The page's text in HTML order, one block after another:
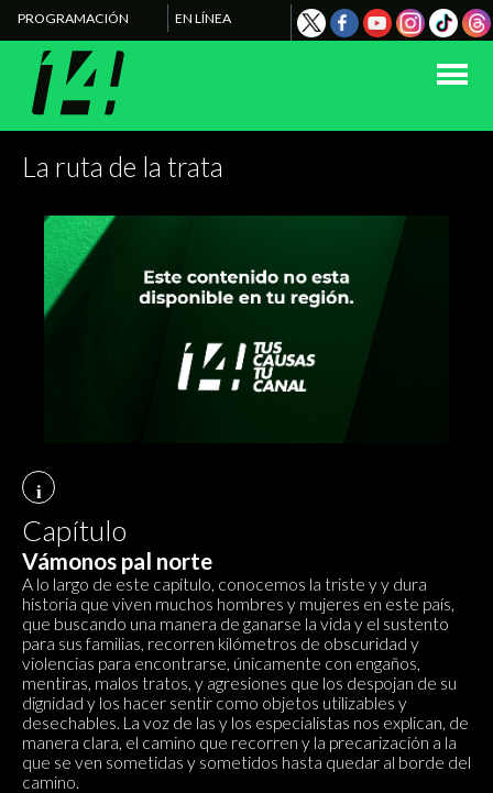
PROGRAMACIÓN EN LÍNEA
La ruta de la trata
i
Capítulo
Vámonos pal norte
A lo largo de este capítulo, conocemos la triste y y dura
historia que viven muchos hombres y mujeres en este país,
que buscando una manera de ganarse la vida y el sustento
para sus familias, recorren kilómetros de obscuridad y
violencias para encontrarse, únicamente con engaños,
mentiras, malos tratos, y agresiones que los despojan de su
dignidad y los hacer sentir como objetos utilizables y
desechables. La voz de las y los especialistas nos explican, de
manera clara, el camino que recorren y la precarización a la
que se ven sometidas y sometidos hasta quedar al borde del
camino.